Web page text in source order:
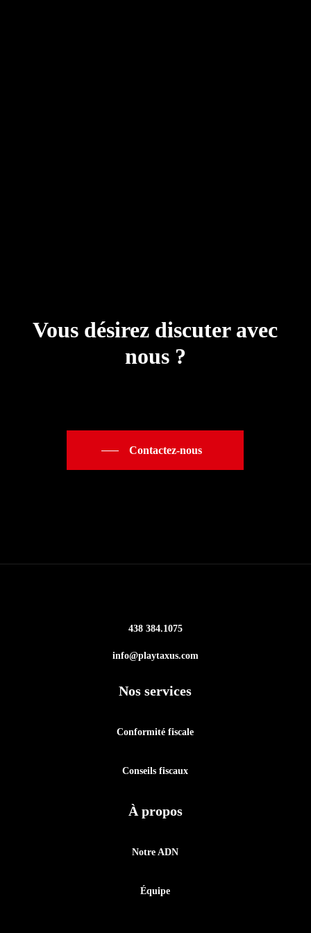
Vous désirez discuter avec
nous ?
Contactez-nous
438 384.1075
info@playtaxus.com
Nos services
Conformité fiscale
Conseils fiscaux
À propos
Notre ADN
Équipe